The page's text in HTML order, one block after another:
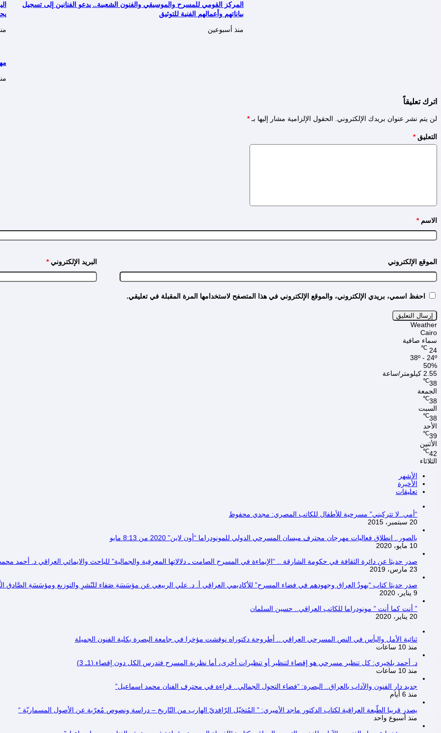
المركز القومي للمسرح والموسيقي والفنون الشعبية.. يدعو الفنانين إلى تسجيل
بياناتهم وأعمالهم الفنية للتوثيق
منذ أسبوعين
منذ 3
اترك تعليقاً
لن يتم نشر عنوان بريدك الإلكتروني. الحقول الإلزامية مشار إليها بـ*
التعليق*
الاسم*
البريد الإلكتروني* الموقع الإلكتروني
احفظ اسمي، بريدي الإلكتروني، والموقع الإلكتروني في هذا المتصفح لاستخدامها المرة المقبلة في تعليقي.
Weather
Cairo
سماء صافية
24
℃
38º - 24º
50%
2.55 كيلومتر/ساعة
38
℃
الجمعة
38
℃
السبت
38
℃
الأحد
39
℃
الأثنين
42
℃
الثلاثاء
الأشهر
الأخيرة
تعليقات
“أمي..لا تتركيني” مسرحية للأطفال للكاتب المصري: مجدي محفوظ
20 سبتمبر، 2015
بالصور.. انطلاق فعاليات مهرجان محترف ميسان المسرحي الدولي للمونودراما “أون لاين” 2020 من 8:13 مايو
10 مايو، 2020
صدر حديثا عن دائرة الثقافة في حكومة الشارقة .. “الإيماءة في المسرح الصامت ـ دلالاتها المعرفية والجمالية” للباحث والايمائي العراقي د. أحمد محمد
23 مارس، 2019
صدر حديثا كتاب “يهودُ العراق وجهودهم في فضاء المسرح” للأكاديمي العراقي أ. د. علي الربيعي عن مؤسَسَةِ صَفاء للنّشرِ والتوزيع ومؤسَسَةِ الصَّادق
9 يناير، 2020
” أنت كما أنت ” مونودراما للكاتب العراقي.. حسين السلمان
20 يناير، 2020
ثنائية الأمل واليأس في النص المسرحي العراقي .. أطروحة دكتوراه نوقشت مؤخرا في جامعة البصرة بكلية الفنون الجميلة
منذ 10 ساعات
د. أحمد بلخيري: كل تنظير مسرحي هو إقصاء لتنظير أو تنظيرات أخرى، أما نظرية المسرح فتدرس الكل دون إقصاء.(1ـ 3)
منذ 10 ساعات
جديد دار الفنون والآداب بالعراق.. البصرة: “فضاء التحول الجمالي.. قراءة في محترف الفنان محمد اسماعيل”
منذ 6 أيام
يصدر قريبا الطّبعة العراقية لكتاب الدكتور ماجد الأميري: ” المُتخيّل الرّافديّ الهارب من التّاريخ – دراسة ونصوص مُعرّبة عن الأصول المسماريّة “
منذ أسبوع واحد